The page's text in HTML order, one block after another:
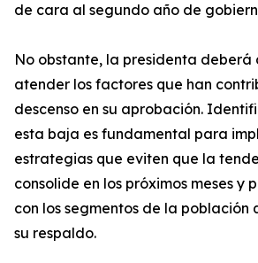
de cara al segundo año de
No obstante, la presidenta deberá
atender los factores que han
descenso en su aprobación.
esta baja es fundamental para
estrategias que eviten que la
consolide en los próximos meses y
con los segmentos de la población
su respaldo.